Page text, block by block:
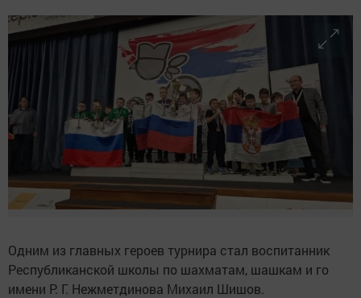
Одним из главных героев турнира стал воспитанник
Республиканской школы по шахматам, шашкам и го
имени Р. Г. Нежметдинова Михаил Шишов.